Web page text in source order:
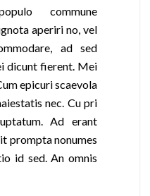
commune
aperiri no, vel
ad sed
dicunt fierent. Mei
epicuri scaevola
nec. Cu pri
Ad erant
prompta nonumes
id sed. An omnis